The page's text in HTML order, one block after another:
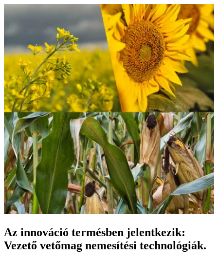
Az innováció termésben jelentkezik:
Vezető vetőmag nemesítési technológiák.